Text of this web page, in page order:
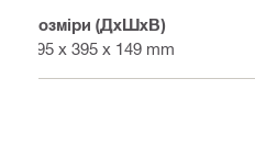
Розміри (ДхШхВ)
495 x 395 x 149 mm